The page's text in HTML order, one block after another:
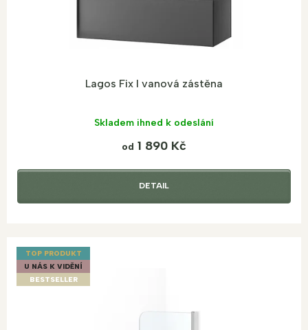
Lagos Fix I vanová zástěna
Skladem ihned k odeslání
od 1 890 Kč
DETAIL
TOP PRODUKT
U NÁS K VIDĚNÍ
BESTSELLER